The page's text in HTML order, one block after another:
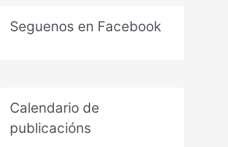
Seguenos en Facebook
Calendario de
publicacións